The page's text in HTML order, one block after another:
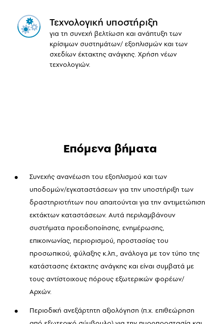
Τεχνολογική υποστήριξη
για τη συνεχή βελτίωση και ανάπτυξη των
κρίσιμων συστημάτων/ εξοπλισμών και των
σχεδίων έκτακτης ανάγκης. Χρήση νέων
τεχνολογιών.
Επόμενα βήματα
Συνεχής ανανέωση του εξοπλισμού και των
υποδομών/εγκαταστάσεων για την υποστήριξη των
δραστηριοτήτων που απαιτούνται για την αντιμετώπιση
εκτάκτων καταστάσεων. Αυτά περιλαμβάνουν
συστήματα προειδοποίησης, ενημέρωσης,
επικοινωνίας, περιορισμού, προστασίας του
προσωπικού, φύλαξης κ.λπ., ανάλογα με τον τύπο της
κατάστασης έκτακτης ανάγκης και είναι συμβατά με
τους αντίστοιχους πόρους εξωτερικών φορέων/
Αρχών.
Περιοδική ανεξάρτητη αξιολόγηση (π.χ. επιθεώρηση